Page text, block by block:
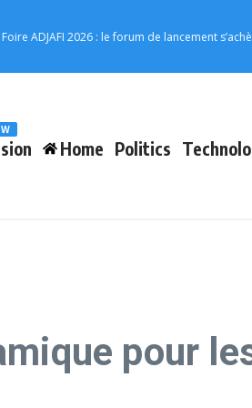
2026 : le forum de lancement s’achève à
Home Politics
pour